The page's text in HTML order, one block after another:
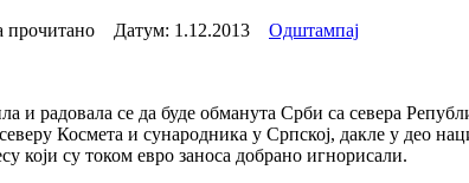
прочитано Датум: 1.12.2013 Одштампај
и радовала се да буде обманута Срби са севера
Космета и сународника у Српској, дакле у део
који су током евро заноса добрано игнорисали.